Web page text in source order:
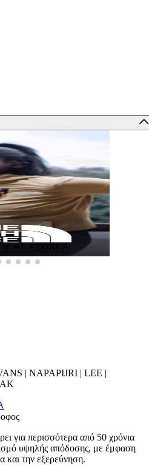
STORES
| NAPAPIJRI | LEE |
για περισσότερα από 50 χρόνια
υψηλής απόδοσης, με έμφαση
και την εξερεύνηση.